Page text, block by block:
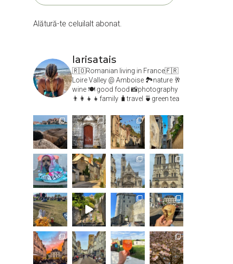
Alătură-te celuilalt abonat.
larisatais
🇷🇴Romanian living in France🇫🇷
Loire Valley @ Amboise 🏞️nature 🥂
wine 🍽 good food 📸photography
👨‍👩‍👧‍👧family 🧳travel 🍵green tea